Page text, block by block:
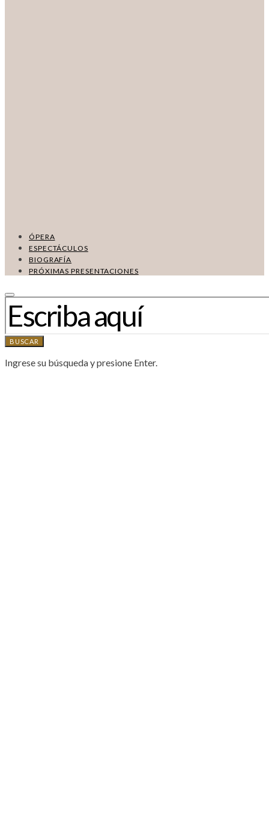
ÓPERA
ESPECTÁCULOS
BIOGRAFÍA
PRÓXIMAS PRESENTACIONES
BUSCAR:
BUSCAR
Ingrese su búsqueda y presione Enter.